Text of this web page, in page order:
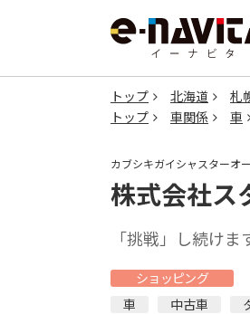
トップ 北海道 札
トップ
車関係 車
カブシキガイシャスターオ
株式会社ス
「挑戦」し続け
ショッピング
車
中古車